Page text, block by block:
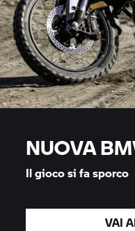
NUOVA
Il gioco si fa sporco
VAI